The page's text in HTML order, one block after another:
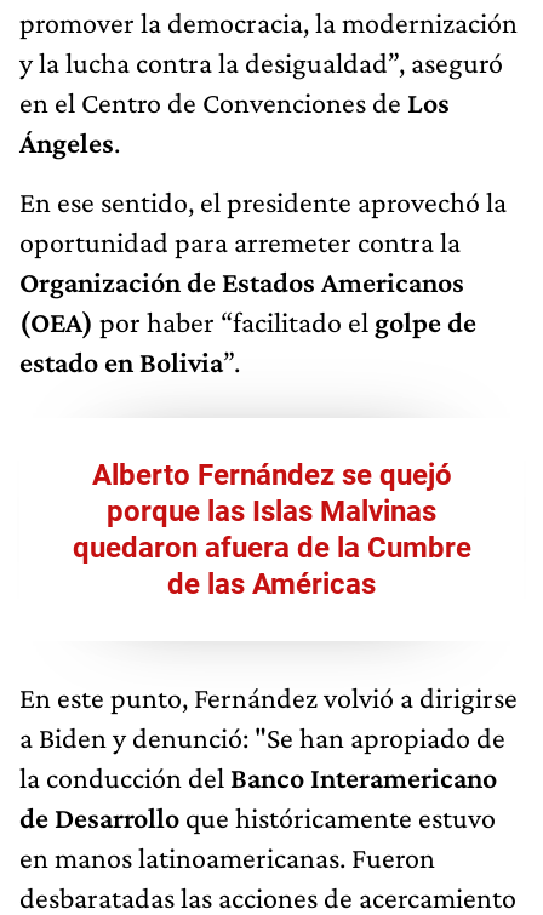
promover la democracia, la modernización
y la lucha contra la desigualdad”, aseguró
en el Centro de Convenciones de Los
Ángeles.
En ese sentido, el presidente aprovechó la
oportunidad para arremeter contra la
Organización de Estados Americanos
(OEA) por haber “facilitado el golpe de
estado en Bolivia”.
Alberto Fernández se quejó
porque las Islas Malvinas
quedaron afuera de la Cumbre
de las Américas
En este punto, Fernández volvió a dirigirse
a Biden y denunció: "Se han apropiado de
la conducción del Banco Interamericano
de Desarrollo que históricamente estuvo
en manos latinoamericanas. Fueron
desbaratadas las acciones de acercamiento